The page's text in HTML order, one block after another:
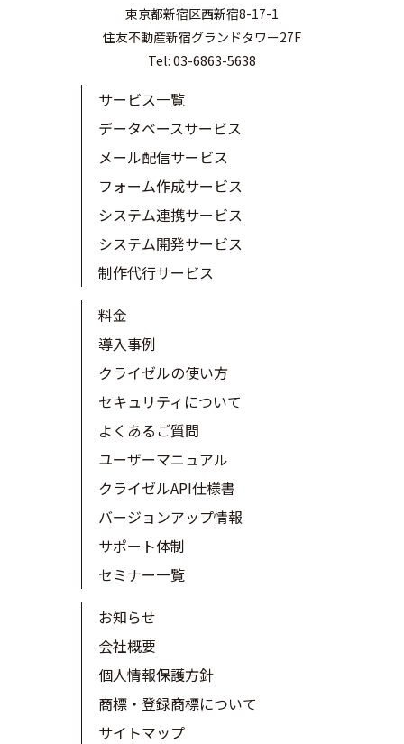
東京都新宿区西新宿8-17-1
住友不動産新宿グランドタワー27F
Tel: 03-6863-5638
サービス一覧
データベースサービス
メール配信サービス
フォーム作成サービス
システム連携サービス
システム開発サービス
制作代行サービス
料金
導入事例
クライゼルの使い方
セキュリティについて
よくあるご質問
ユーザーマニュアル
クライゼルAPI仕様書
バージョンアップ情報
サポート体制
セミナー一覧
お知らせ
会社概要
個人情報保護方針
商標・登録商標について
サイトマップ